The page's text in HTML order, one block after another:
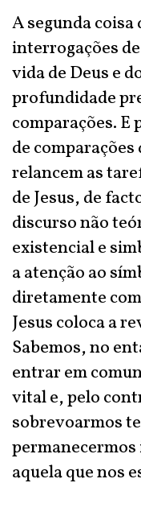
A segunda coisa
interrogações
vida de Deus e
profundidade
comparações. E
de
relancem as
de Jesus, de
discurso não
existencial e
a atenção ao
diretamente
Jesus coloca a
Sabemos, no
entrar em
vital e, pelo
sobrevoarmos
aquela que nos